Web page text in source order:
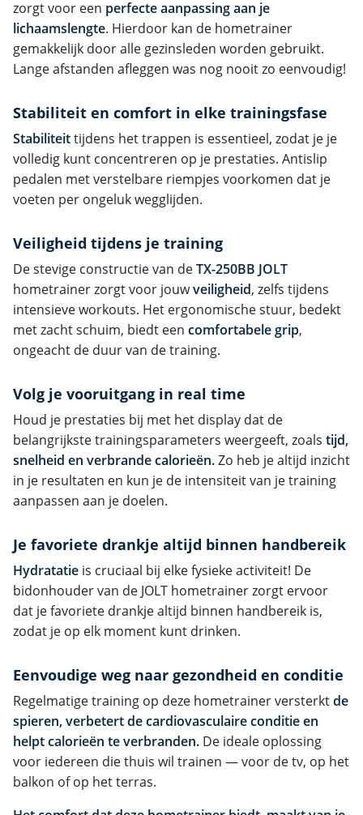
zorgt voor een perfecte aanpassing aan je
lichaamslengte. Hierdoor kan de hometrainer
gemakkelijk door alle gezinsleden worden gebruikt.
Lange afstanden afleggen was nog nooit zo eenvoudig!
Stabiliteit en comfort in elke trainingsfase
Stabiliteittijdens het trappen is essentieel, zodat je je
volledig kunt concentreren op je prestaties. Antislip
pedalen met verstelbare riempjes voorkomen dat je
voeten per ongeluk wegglijden.
Veiligheid tijdens je training
De stevige constructie van deTX-250BB JOLT
hometrainer zorgt voor jouwveiligheid, zelfs tijdens
intensieve workouts. Het ergonomische stuur, bedekt
met zacht schuim, biedt een comfortabele grip,
ongeacht de duur van de training.
Volg je vooruitgang in real time
Houd je prestaties bij met het display dat de
belangrijkste trainingsparameters weergeeft, zoals tijd,
snelheid en verbrande calorieën.Zo heb je altijd inzicht
in je resultaten en kun je de intensiteit van je training
aanpassen aan je doelen.
Je favoriete drankje altijd binnen handbereik
Hydratatie is cruciaal bij elke fysieke activiteit! De
bidonhouder van de JOLT hometrainer zorgt ervoor
dat je favoriete drankje altijd binnen handbereik is,
zodat je op elk moment kunt drinken.
Eenvoudige weg naar gezondheid en conditie
Regelmatige training op deze hometrainer versterktde
spieren, verbetert de cardiovasculaire conditie en
helpt calorieën te verbranden. De ideale oplossing
voor iedereen die thuis wil trainen — voor de tv, op het
balkon of op het terras.